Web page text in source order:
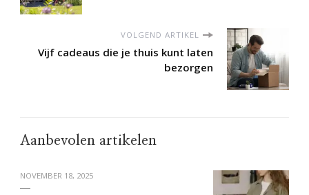
VOLGEND ARTIKEL
Vijf cadeaus die je thuis kunt laten
bezorgen
Aanbevolen artikelen
NOVEMBER 18, 2025